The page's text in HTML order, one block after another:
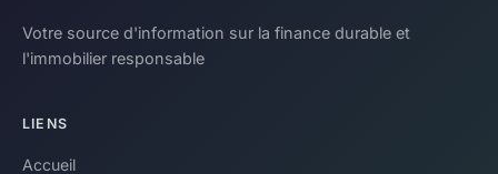
Votre source d'information sur la finance durable et
l'immobilier responsable
LIENS
Accueil